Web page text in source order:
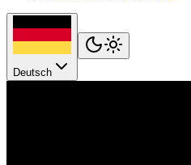
Deutsch